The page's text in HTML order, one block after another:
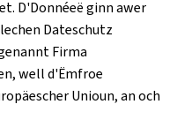
D'Donnéeë ginn awer
Dateschutz
Firma
well d'Ëmfroe
Unioun, an och